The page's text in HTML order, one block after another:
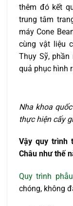
thêm đó kết
trung tâm
máy Cone
cùng vật liệu
Thụy Sỹ,
quả phục hình
Nha khoa
thực hiện cấy
Vậy quy trình
Châu như thế
Quy trình
chóng, không